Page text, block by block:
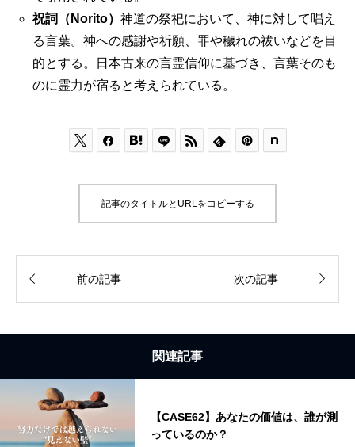
祝詞（Norito） 神道の祭祀において、神に対して唱え
る言葉。神への感謝や祈願、罪や穢れの祓いなどを目
的とする。日本古来の言霊信仰に基づき、言葉そのも
のに霊力が宿ると考えられている。
     
記事のタイトルとURLをコピーする
 前の記事 次の記事 
関連記事
【CASE62】あなたの価値は、誰が測
っているのか？